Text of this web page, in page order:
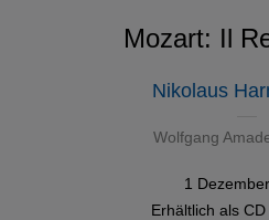
Mozart: Il
Nikolaus
Wolfgang
1
Erhältlich als CD